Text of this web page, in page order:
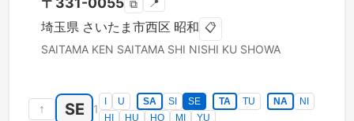
⧉ 📍
埼玉県 さいたま市西区 昭和 📋
SAITAMA KEN SAITAMA SHI NISHI KU SHOWA
↑ SE 1
U SA SI SE TA TU NA
NI
HI
HU HO MI YU